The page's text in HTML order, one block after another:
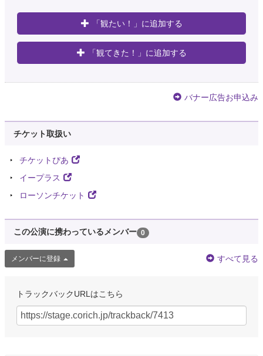
「観たい！」に追加する
「観てきた！」に追加する
バナー広告お申込み
チケット取扱い
チケットぴあ
イープラス
ローソンチケット
この公演に携わっているメンバー 0
メンバーに登録 すべて見る
トラックバックURLはこちら